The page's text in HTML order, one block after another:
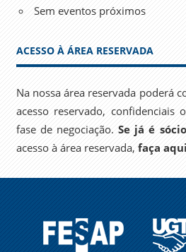
Sem eventos próximos
ACESSO À ÁREA RESERVADA
Na nossa área reservada poderá
acesso reservado, confidenciais
fase de negociação.Se já é
acesso à área reservada, faça
FESAP